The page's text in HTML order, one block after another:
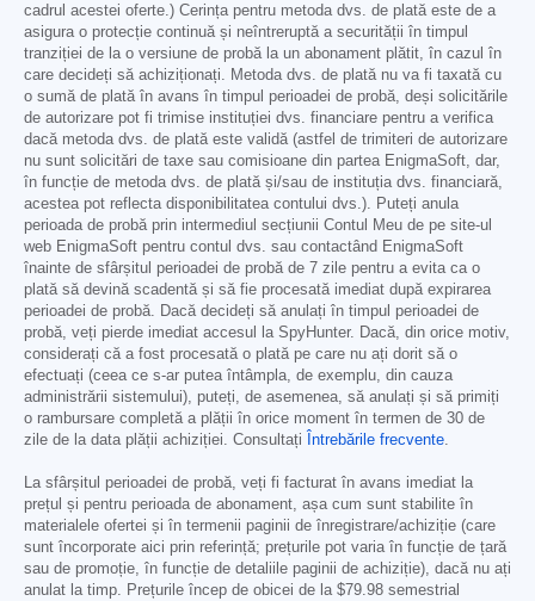
cadrul acestei oferte.) Cerința pentru metoda dvs. de plată este de a
asigura o protecție continuă și neîntreruptă a securității în timpul
tranziției de la o versiune de probă la un abonament plătit, în cazul în
care decideți să achiziționați. Metoda dvs. de plată nu va fi taxată cu
o sumă de plată în avans în timpul perioadei de probă, deși solicitările
de autorizare pot fi trimise instituției dvs. financiare pentru a verifica
dacă metoda dvs. de plată este validă (astfel de trimiteri de autorizare
nu sunt solicitări de taxe sau comisioane din partea EnigmaSoft, dar,
în funcție de metoda dvs. de plată și/sau de instituția dvs. financiară,
acestea pot reflecta disponibilitatea contului dvs.). Puteți anula
perioada de probă prin intermediul secțiunii Contul Meu de pe site-ul
web EnigmaSoft pentru contul dvs. sau contactând EnigmaSoft
înainte de sfârșitul perioadei de probă de 7 zile pentru a evita ca o
plată să devină scadentă și să fie procesată imediat după expirarea
perioadei de probă. Dacă decideți să anulați în timpul perioadei de
probă, veți pierde imediat accesul la SpyHunter. Dacă, din orice motiv,
considerați că a fost procesată o plată pe care nu ați dorit să o
efectuați (ceea ce s-ar putea întâmpla, de exemplu, din cauza
administrării sistemului), puteți, de asemenea, să anulați și să primiți
o rambursare completă a plății în orice moment în termen de 30 de
zile de la data plății achiziției. Consultați
Întrebările frecvente
La sfârșitul perioadei de probă, veți fi facturat în avans imediat la
prețul și pentru perioada de abonament, așa cum sunt stabilite în
materialele ofertei și în termenii paginii de înregistrare/achiziție (care
sunt încorporate aici prin referință; prețurile pot varia în funcție de țară
sau de promoție, în funcție de detaliile paginii de achiziție), dacă nu ați
anulat la timp. Prețurile încep de obicei de la $79.98 semestrial